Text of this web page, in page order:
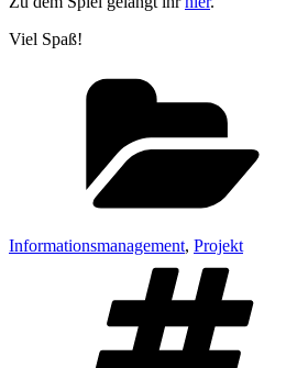
Viel Spaß!
Informationsmanagement, Projekt